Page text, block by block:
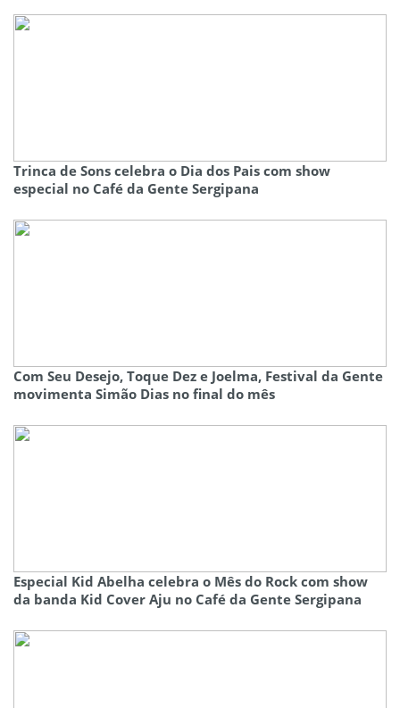
Trinca de Sons celebra o Dia dos Pais com show
especial no Café da Gente Sergipana
Com Seu Desejo, Toque Dez e Joelma, Festival da Gente
movimenta Simão Dias no final do mês
Especial Kid Abelha celebra o Mês do Rock com show
da banda Kid Cover Aju no Café da Gente Sergipana